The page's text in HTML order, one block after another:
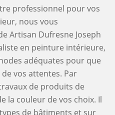
professionnel pour vos
nous vous
Artisan Dufresne Joseph
en peinture intérieure,
adéquates pour que
vos attentes. Par
de produits de
la couleur de vos choix. Il
de bâtiments et sur